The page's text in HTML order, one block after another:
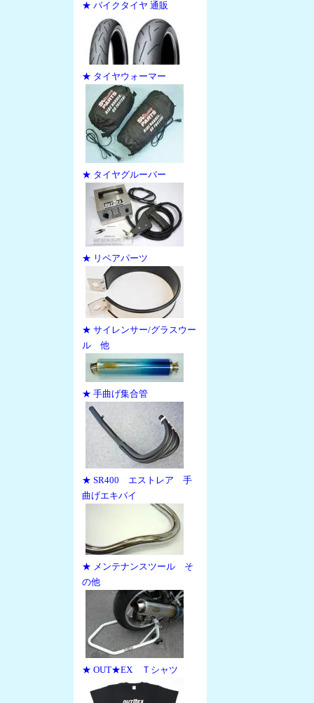
★ バイクタイヤ 通販
★ タイヤウォーマー
★ タイヤグルーバー
★ リペアパーツ
★ サイレンサー/グラスウー
ル 他
★ 手曲げ集合管
★ SR400 エストレア 手
曲げエキパイ
★ メンテナンスツール そ
の他
★ OUT★EX Ｔシャツ